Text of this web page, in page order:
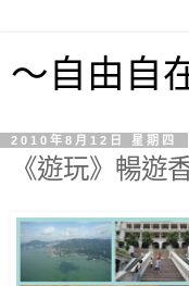
～自由自
2010年8月12日 星期四
《遊玩》暢遊